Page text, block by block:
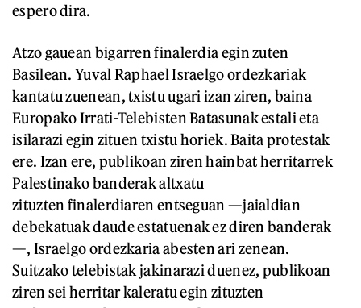
espero dira.
Atzo gauean bigarren finalerdia egin zuten
Basilean. Yuval Raphael Israelgo ordezkariak
kantatu zuenean, txistu ugari izan ziren, baina
Europako Irrati-Telebisten Batasunak estali eta
isilarazi egin zituen txistu horiek. Baita protestak
ere. Izan ere, publikoan ziren hainbat herritarrek
Palestinako banderak altxatu
zituzten finalerdiaren entseguan —jaialdian
debekatuak daude estatuenak ez diren banderak
—, Israelgo ordezkaria abesten ari zenean.
Suitzako telebistak jakinarazi duenez, publikoan
ziren sei herritar kaleratu egin zituzten